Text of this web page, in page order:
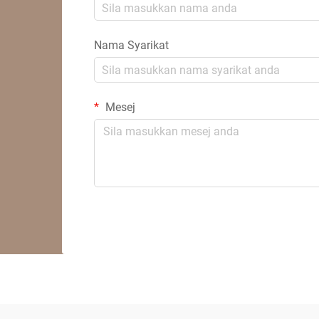
Nama Syarikat
Mesej